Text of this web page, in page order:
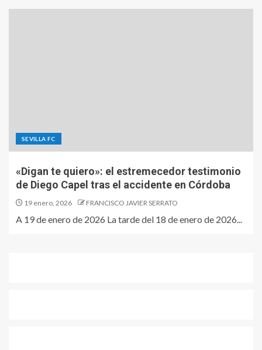
SEVILLA FC
«Digan te quiero»: el estremecedor testimonio
de Diego Capel tras el accidente en Córdoba
19 enero, 2026 FRANCISCO JAVIER SERRATO
A 19 de enero de 2026 La tarde del 18 de enero de 2026...